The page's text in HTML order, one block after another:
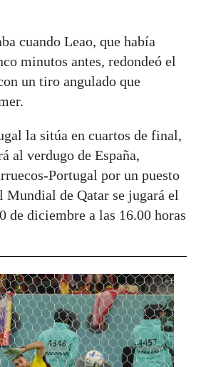
cuando Leao, que había
minutos antes, redondeó el
un tiro angulado que
la sitúa en cuartos de final,
al verdugo de España,
Portugal por un puesto
de Qatar se jugará el
de diciembre a las 16.00 horas